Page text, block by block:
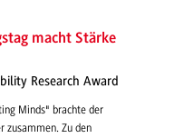
macht Stärke
Research Award
Minds" brachte der
zusammen. Zu den